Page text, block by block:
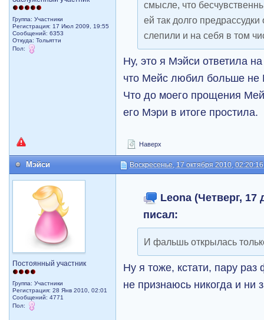
Группа: Участники
Регистрация: 17 Июл 2009, 19:55
Сообщений: 6353
Откуда: Тольятти
Пол:
смысле, что
ей так долго
слепили и на себя в том
Ну, это я Мэйси ответила
что Мейс любил больше
Что до моего прощения
его Мэри в итоге простила.
Наверх
Мэйси Воскресенье, 17 октября 2010, 02:20:16
Постоянный участник
Группа: Участники
Регистрация: 28 Янв 2010, 02:01
Сообщений: 4771
Пол:
Leona (Четверг, 17
писал:
И фальшь открылась
Ну я тоже, кстати, пару
не признаюсь никогда и ни